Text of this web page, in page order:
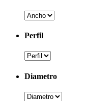
Perfil
Diametro